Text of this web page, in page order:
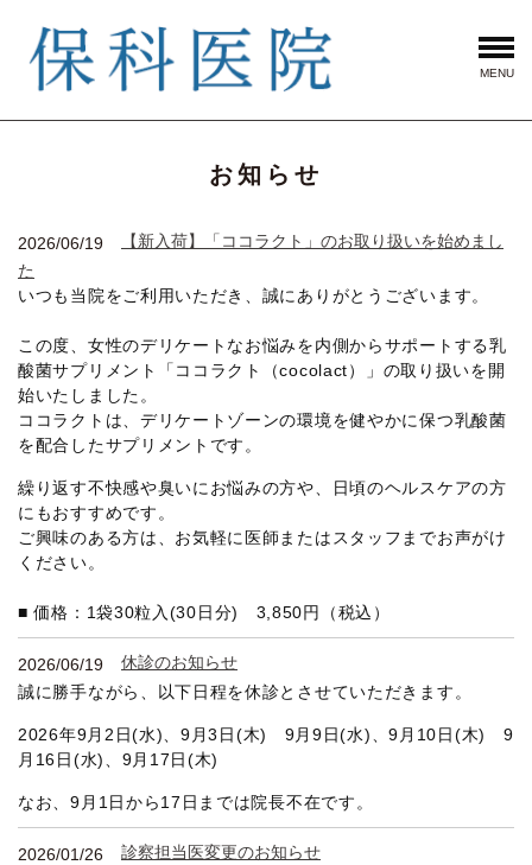
MENU
お知らせ
2026/06/19
【新入荷】「ココラクト」のお取り扱いを始めまし
た
いつも当院をご利用いただき、誠にありがとうございます。
この度、女性のデリケートなお悩みを内側からサポートする乳
酸菌サプリメント「ココラクト（cocolact）」の取り扱いを開
始いたしました。
ココラクトは、デリケートゾーンの環境を健やかに保つ乳酸菌
を配合したサプリメントです。
繰り返す不快感や臭いにお悩みの方や、日頃のヘルスケアの方
にもおすすめです。
ご興味のある方は、お気軽に医師またはスタッフまでお声がけ
ください。
■価格：1袋30粒入(30日分) 3,850円（税込）
2026/06/19
休診のお知らせ
誠に勝手ながら、以下日程を休診とさせていただきます。
2026年9月2日(水)、9月3日(木) 9月9日(水)、9月10日(木) 9
月16日(水)、9月17日(木)
なお、9月1日から17日までは院長不在です。
2026/01/26
診察担当医変更のお知らせ